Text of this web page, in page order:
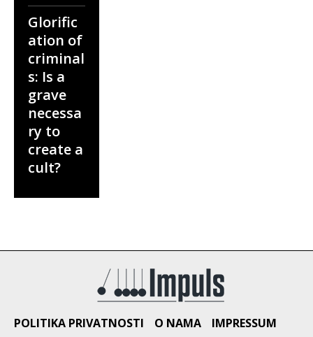
Glorific
ation of
criminal
s: Is a
grave
necessa
ry to
create a
cult?
POLITIKA PRIVATNOSTI O NAMA
IMPRESSUM